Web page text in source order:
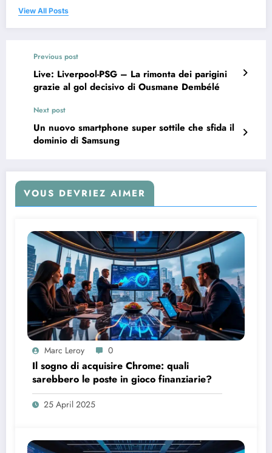
View All Posts
Previous post
Live: Liverpool-PSG – La rimonta dei parigini
grazie al gol decisivo di Ousmane Dembélé
Next post
Un nuovo smartphone super sottile che sfida il
dominio di Samsung
VOUS DEVRIEZ AIMER
Marc Leroy 0
Il sogno di acquisire Chrome: quali
sarebbero le poste in gioco finanziarie?
25 April 2025